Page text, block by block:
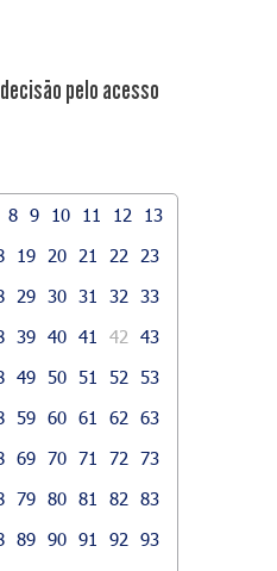
pelo acesso
8 9 10 11 12
13
19 20 21 22
23
29 30 31 32
33
39 40 41 42
43
49 50 51 52
53
59 60 61 62
63
69 70 71 72
73
79 80 81 82
83
89 90 91 92
93